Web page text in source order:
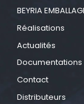
BEYRIA
Réalisations
Actualités
Documentations
Contact
Distributeurs